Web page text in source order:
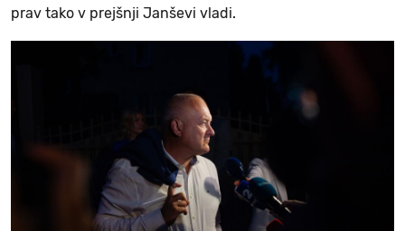
prav tako v prejšnji Janševi vladi.